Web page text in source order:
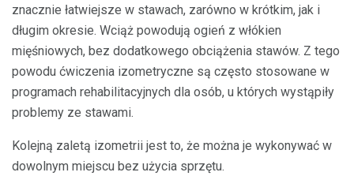
znacznie łatwiejsze w stawach, zarówno w krótkim, jak i
długim okresie. Wciąż powodują ogień z włókien
mięśniowych, bez dodatkowego obciążenia stawów. Z tego
powodu ćwiczenia izometryczne są często stosowane w
programach rehabilitacyjnych dla osób, u których wystąpiły
problemy ze stawami.
Kolejną zaletą izometrii jest to, że można je wykonywać w
dowolnym miejscu bez użycia sprzętu.